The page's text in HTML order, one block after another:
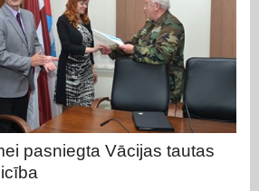
pasniegta Vācijas tautas